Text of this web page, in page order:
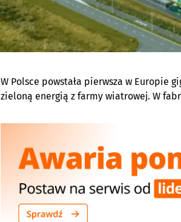
W Polsce powstała pierwsza w Europie
zieloną energią z farmy wiatrowej. W